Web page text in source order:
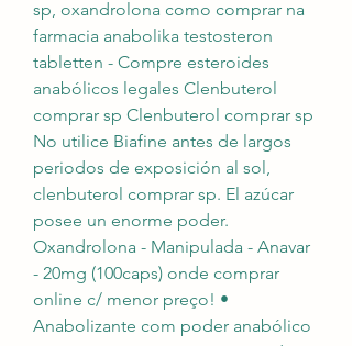
sp, oxandrolona como comprar na
farmacia anabolika testosteron
tabletten - Compre esteroides
anabólicos legales Clenbuterol
comprar sp Clenbuterol comprar sp
No utilice Biafine antes de largos
periodos de exposición al sol,
clenbuterol comprar sp. El azúcar
posee un enorme poder.
Oxandrolona - Manipulada - Anavar
- 20mg (100caps) onde comprar
online c/ menor preço! •
Anabolizante com poder anabólico